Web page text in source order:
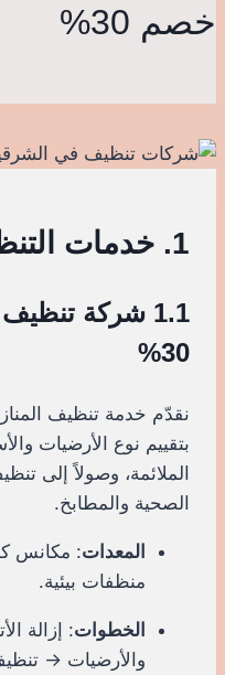
خصم 30%
1. خدمات التنظيف المنزلية
1.1 شركة
30%
نقدّم خدمة تنظيف
بتقييم نوع الأرضيات
الملائمة، وصولاً إلى
الصحية والمطابخ.
المعدات: مكانس
منظفات بيئية.
الخطوات: إزالة
والأرضيات →